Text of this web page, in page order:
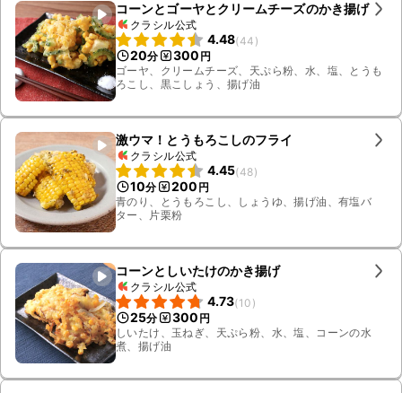
コーンとゴーヤとクリームチーズのかき揚げ
クラシル公式
4.48(44 )
20分 300 円
ゴーヤ、クリームチーズ、天ぷら粉、水、塩、とうも
ろこし、黒こしょう、揚げ油
激ウマ！とうもろこしのフライ
クラシル公式
4.45(48)
10分 200 円
青のり、とうもろこし、しょうゆ、揚げ油、有塩バ
ター、片栗粉
コーンとしいたけのかき揚げ
クラシル公式
4.73(10 )
25分 300 円
しいたけ、玉ねぎ、天ぷら粉、水、塩、コーンの水
煮、揚げ油